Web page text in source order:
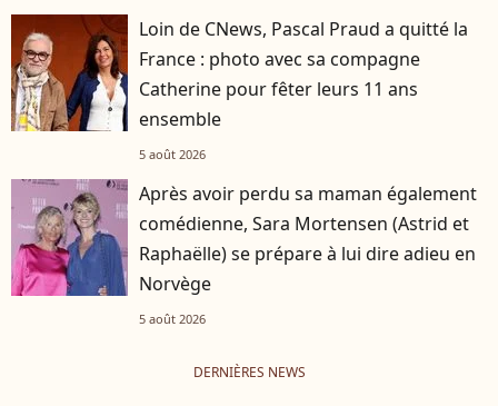
Loin de CNews, Pascal Praud a quitté la
France : photo avec sa compagne
Catherine pour fêter leurs 11 ans
ensemble
5 août 2026
Après avoir perdu sa maman également
comédienne, Sara Mortensen (Astrid et
Raphaëlle) se prépare à lui dire adieu en
Norvège
5 août 2026
DERNIÈRES NEWS